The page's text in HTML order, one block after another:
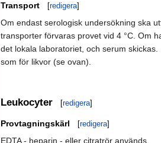
Transport [redigera]
Om endast serologisk undersökning ska
transporter förvaras provet vid 4 °C. Om
det lokala laboratoriet, och serum
som för likvor (se ovan).
Leukocyter [redigera]
Provtagningskärl [redigera]
EDTA - heparin - eller citratrör används.